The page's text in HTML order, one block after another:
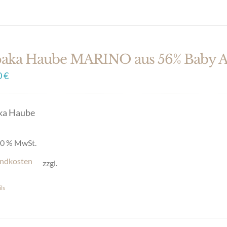
Haube MARINO aus 56% Baby
€
Haube
% MwSt.
zzgl.